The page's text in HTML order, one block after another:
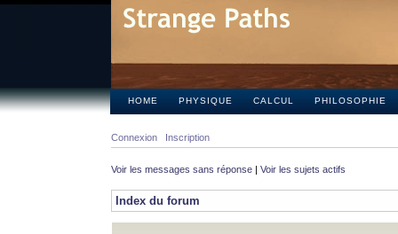
HOME PHYSIQUE CALCUL PHILOSOPHIE
Connexion Inscription
Voir les messages sans réponse | Voir les sujets actifs
Index du forum